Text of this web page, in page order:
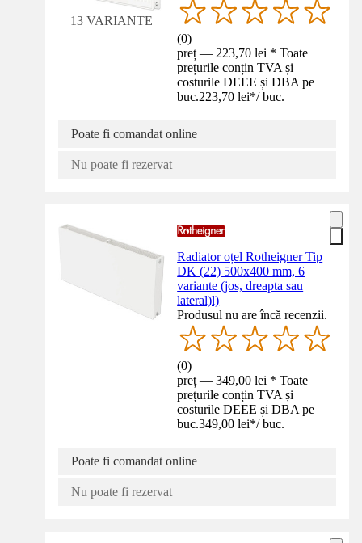
13 VARIANTE
(0)
preț — 223,70 lei * Toate
prețurile conțin TVA și
costurile DEEE și DBA pe
buc.223,70 lei*/ buc.
Poate fi comandat online
Nu poate fi rezervat
Radiator oțel Rotheigner Tip
DK (22) 500x400 mm, 6
variante (jos, dreapta sau
lateral)l)
Produsul nu are încă recenzii.
(0)
preț — 349,00 lei * Toate
prețurile conțin TVA și
costurile DEEE și DBA pe
buc.349,00 lei*/ buc.
Poate fi comandat online
Nu poate fi rezervat